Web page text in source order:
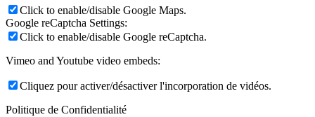
Click to enable/disable Google Maps.
Google reCaptcha Settings:
Click to enable/disable Google reCaptcha.
Vimeo and Youtube video embeds:
Cliquez pour activer/désactiver l'incorporation de vidéos.
Politique de Confidentialité